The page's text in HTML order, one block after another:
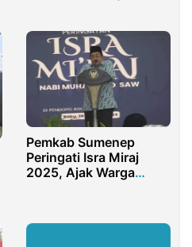
Pemkab Sumenep
Peringati Isra Miraj
2025, Ajak Warga